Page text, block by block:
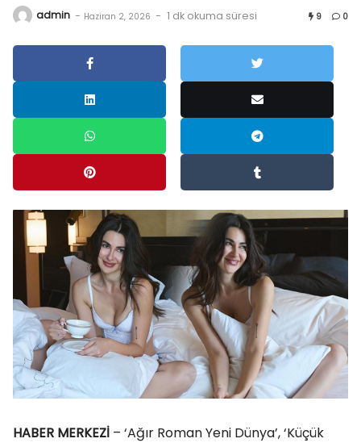
admin - Haziran 2, 2026 - 1 dk okuma süresi 9 0
HABER MERKEZİ – ‘Ağır Roman Yeni Dünya’, ‘Küçük